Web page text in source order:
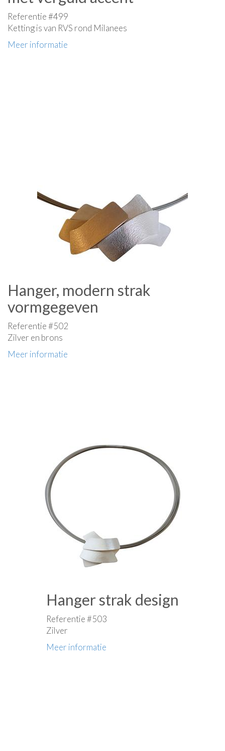
Referentie #499
Ketting is van RVS rond Milanees
Meer informatie
Hanger, modern strak
vormgegeven
Referentie #502
Zilver en brons
Meer informatie
Hanger strak design
Referentie #503
Zilver
Meer informatie